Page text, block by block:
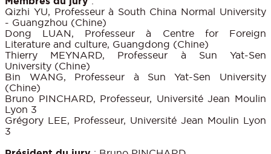
Qizhi YU, Professeur à South China Normal University
- Guangzhou (Chine)
Dong LUAN, Professeur à Centre for Foreign
Literature and culture, Guangdong (Chine)
Thierry MEYNARD, Professeur à Sun Yat-Sen
University (Chine)
Bin WANG, Professeur à Sun Yat-Sen University
(Chine)
Bruno PINCHARD, Professeur, Université Jean Moulin
Lyon 3
Grégory LEE, Professeur, Université Jean Moulin Lyon
3